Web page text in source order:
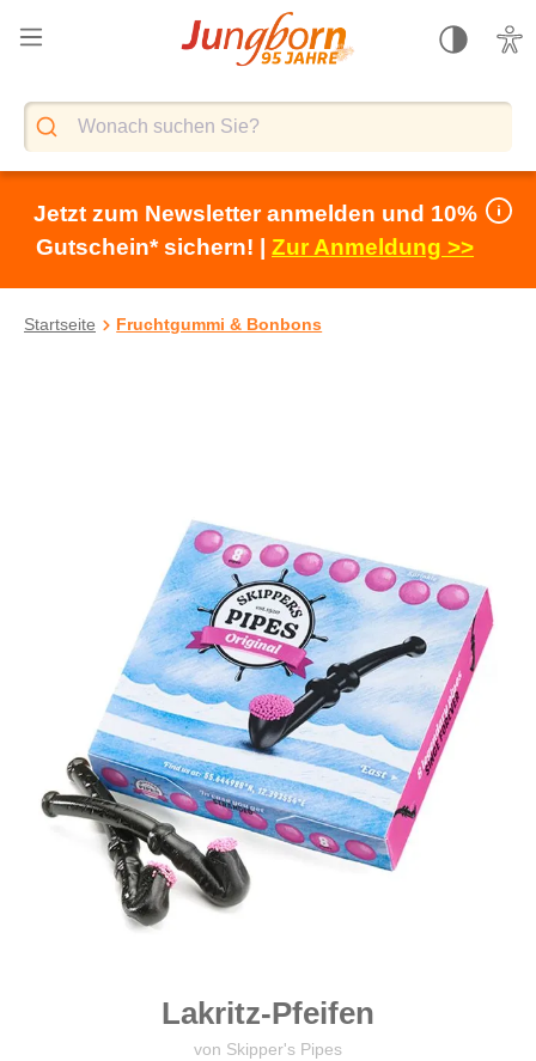
springen
Jetzt zum Newsletter anmelden und 10%
Gutschein* sichern! | Zur Anmeldung >>
Startseite Fruchtgummi & Bonbons
Lakritz-Pfeifen
von Skipper's Pipes